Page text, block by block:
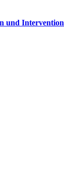
und Intervention